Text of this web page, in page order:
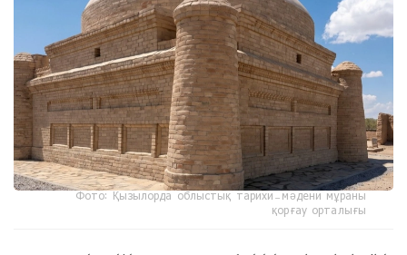
Фото: Қызылорда облыстық тарихи-мәдени мұраны
қорғау орталығы